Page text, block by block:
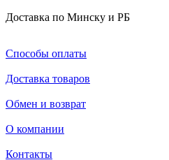
Доставка по Минску и РБ
Способы оплаты
Доставка товаров
Обмен и возврат
О компании
Контакты